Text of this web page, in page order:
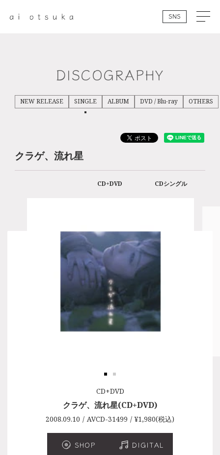
SNS
DISCOGRAPHY
NEW RELEASE SINGLE ALBUM DVD / Blu-ray OTHERS
クラゲ、流れ星
CD+DVD CDシングル
CD+DVD
クラゲ、流れ星(CD+DVD)
2008.09.10 AVCD-31499 ¥1,980(税込)
SHOP DIGITAL
CDシングル
クラゲ、流れ星
2008.09.10 AVCD-31500 ¥1,320(税込)
SHOP DIGITAL